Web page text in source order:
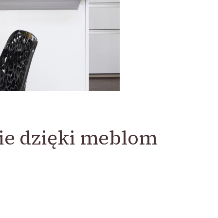
dzięki meblom